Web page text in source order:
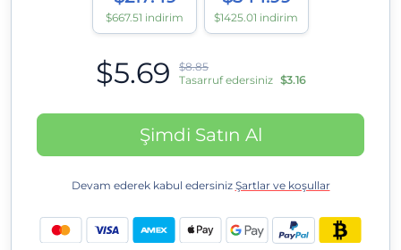
$667.51 indirim $1425.01 indirim
$5.69
$8.85
Tasarruf edersiniz $3.16
Şimdi Satın Al
Devam ederek kabul edersiniz Şartlar ve koşullar